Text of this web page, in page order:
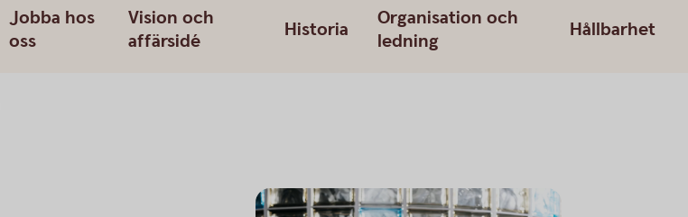
Jobba hos
oss
Vision och
affärsidé
Historia
Organisation och
ledning
Hållbarhet